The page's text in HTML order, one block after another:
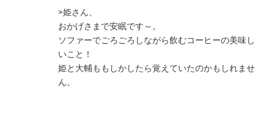
>姫さん、
おかげさまで安眠です～。
ソファーでごろごろしながら飲むコーヒーの美味し
いこと！
姫と大輔ももしかしたら覚えていたのかもしれませ
ん。